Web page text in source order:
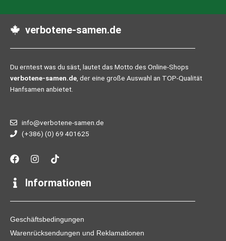
verbotene-samen.de
Du erntest was du säst, lautet das Motto des Online-Shops
verbotene-samen.de , der eine große Auswahl an TOP-Qualität
Hanfsamen anbietet.
info@verbotene-samen.de
(+386) (0) 69 401625
F
a
e
b
o
k
I
n
t
g
a
T
i
t
k
Informationen
Geschäftsbedingungen
Warenrücksendungen und Reklamationen